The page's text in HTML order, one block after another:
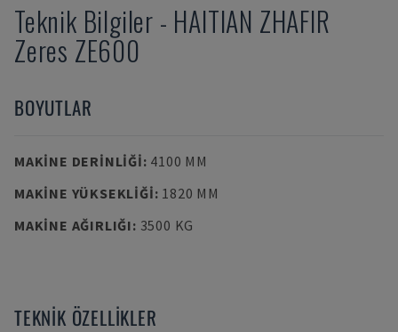
Teknik Bilgiler - HAITIAN ZHAFIR
Zeres ZE600
BOYUTLAR
MAKINE DERINLIĞI: 4100 MM
MAKINE YÜKSEKLIĞI: 1820 MM
MAKINE AĞIRLIĞI: 3500 KG
TEKNIK ÖZELLIKLER